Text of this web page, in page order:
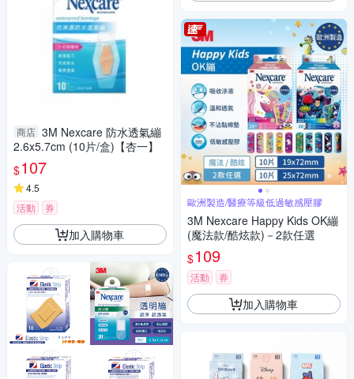
商店 3M Nexcare 防水透氣繃
2.6x5.7cm (10片/盒)【杏一】
$107
4.5
活動
券
加入購物車
歐洲製造/醫療等級低過敏感壓膠
3M Nexcare Happy Kids OK繃
(魔法款/酷炫款)－2款任選
$109
活動 券
加入購物車